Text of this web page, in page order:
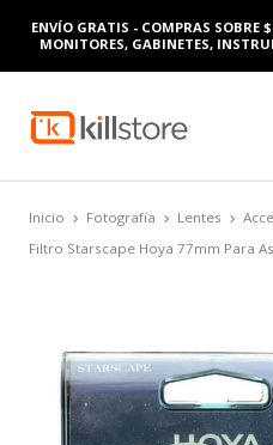
ENVÍO GRATIS - COMPRAS SOBRE
MONITORES, GABINETES,
Inicio Fotografía Lentes
Filtro Starscape Hoya 77mm Para